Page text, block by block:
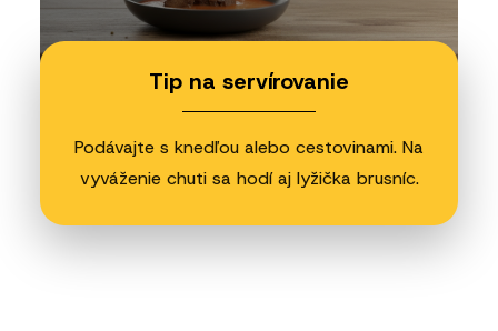
Tip na servírovanie
Podávajte s knedľou alebo cestovinami. Na
vyváženie chuti sa hodí aj lyžička brusníc.